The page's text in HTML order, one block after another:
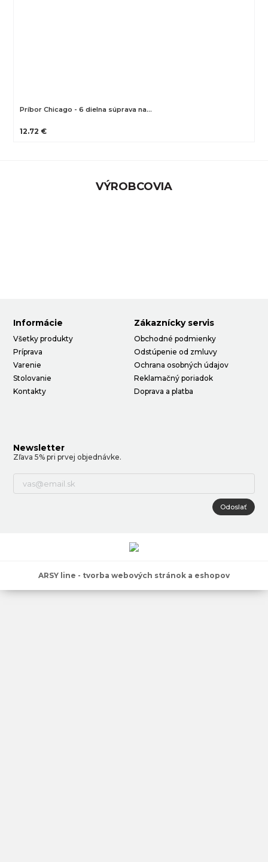
Príbor Chicago - 6 dielna súprava na…
12.72 €
VÝROBCOVIA
Informácie
Všetky produkty
Príprava
Varenie
Stolovanie
Kontakty
Zákaznícky servis
Obchodné podmienky
Odstúpenie od zmluvy
Ochrana osobných údajov
Reklamačný poriadok
Doprava a platba
Newsletter
Zľava 5% pri prvej objednávke.
Odoslať
ARSY line - tvorba webových stránok a eshopov